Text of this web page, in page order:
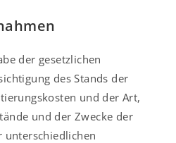
der gesetzlichen
des Stands der
und der Art,
und der Zwecke der
unterschiedlichen